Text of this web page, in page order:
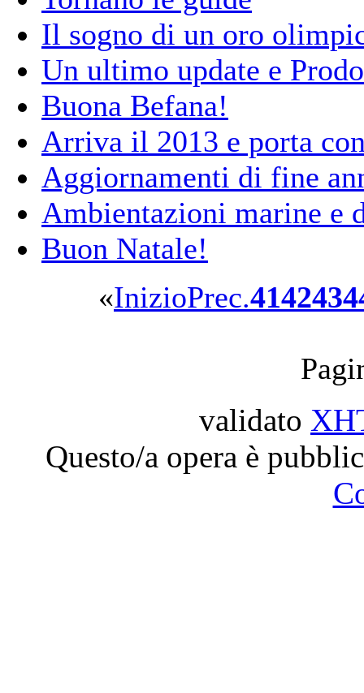
Il sogno di un oro
Un ultimo update e
Buona Befana!
Arriva il 2013 e porta
Aggiornamenti di fine
Ambientazioni marine e
Buon Natale!
«InizioPrec.414243
validato
Questo/a opera è